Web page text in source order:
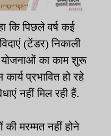
कि पिछले वर्ष कई
(टेंडर) निकाली
का काम शुरू
प्रभावित हो रहे
नहीं मिल रही हैं.
की मरम्मत नहीं होने